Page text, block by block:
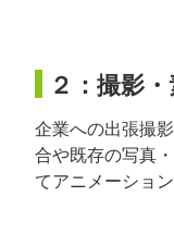
２：撮影
企業への出張撮
合や既存の写真
てアニメーショ